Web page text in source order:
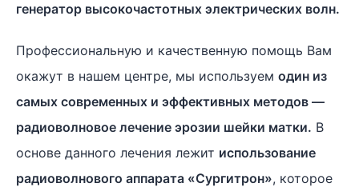
генератор высокочастотных электрических волн.
Профессиональную и качественную помощь Вам
окажут в нашем центре, мы используем один из
самых современных и эффективных методов —
радиоволновое лечение эрозии шейки матки. В
основе данного лечения лежит использование
радиоволнового аппарата «Сургитрон», которое